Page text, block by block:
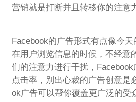
营销就是打断并且转移你的注意
Facebook的广告形式有点像今天
在用户浏览信息的时候，不经意
们的注意力进行干扰，
点击率，别出心裁的广告创意是
ok广告可以帮你覆盖更广泛的受